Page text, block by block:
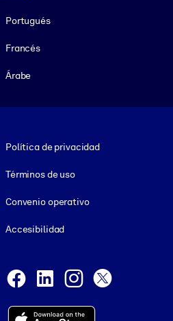
Portugués
Francés
Árabe
Política de privacidad
Términos de uso
Convenio operativo
Accesibilidad
Facebook
LinkedInInstagram